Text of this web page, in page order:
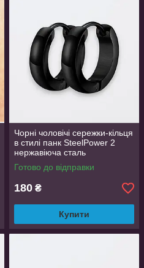
Чорні чоловічі сережки-кільця
в стилі панк SteelPower 2
нержавіюча сталь
Готово до відправки
180 ₴
Купити